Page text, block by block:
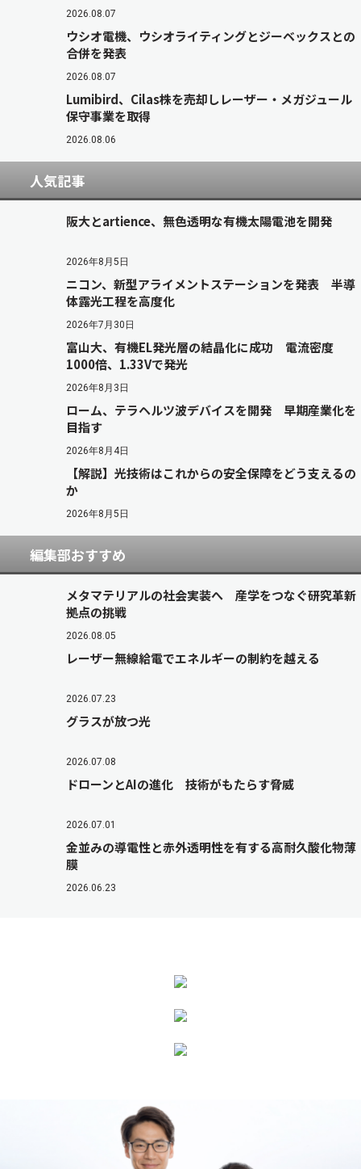
2026.08.07
ウシオ電機、ウシオライティングとジーベックスとの
合併を発表
2026.08.07
Lumibird、Cilas株を売却しレーザー・メガジュール
保守事業を取得
2026.08.06
人気記事
阪大とartience、無色透明な有機太陽電池を開発
2026年8月5日
ニコン、新型アライメントステーションを発表 半導
体露光工程を高度化
2026年7月30日
富山大、有機EL発光層の結晶化に成功 電流密度
1000倍、1.33Vで発光
2026年8月3日
ローム、テラヘルツ波デバイスを開発 早期産業化を
目指す
2026年8月4日
【解説】光技術はこれからの安全保障をどう支えるの
か
2026年8月5日
編集部おすすめ
メタマテリアルの社会実装へ 産学をつなぐ研究革新
拠点の挑戦
2026.08.05
レーザー無線給電でエネルギーの制約を越える
2026.07.23
グラスが放つ光
2026.07.08
ドローンとAIの進化 技術がもたらす脅威
2026.07.01
金並みの導電性と赤外透明性を有する高耐久酸化物薄
膜
2026.06.23